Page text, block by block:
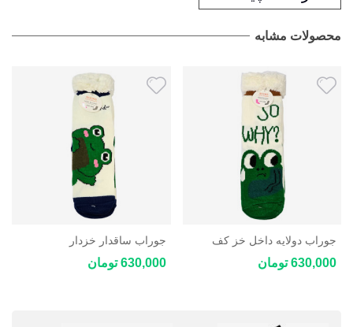
محصولات مشابه
جوراب دولایه داخل خز کف
استپ دار فری سایز
630,000 تومان
جوراب ساقدار خزدار
کریسمسی کف استپ دار فری
630,000 تومان